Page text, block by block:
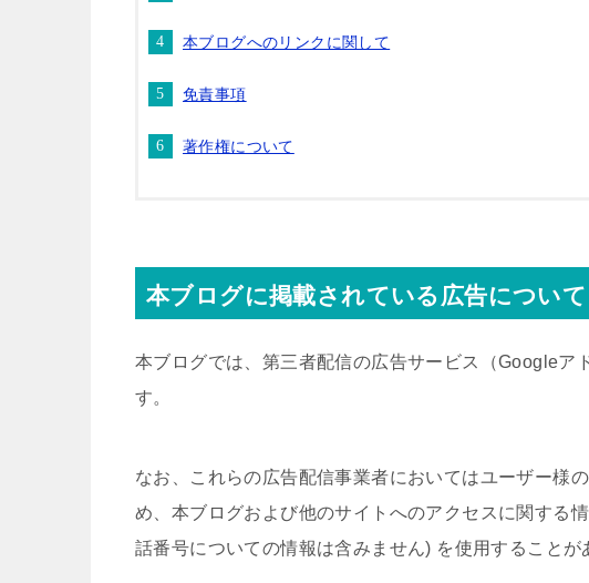
本ブログへのリンクに関して
免責事項
著作権について
本ブログに掲載されている広告について
本ブログでは、第三者配信の広告サービス（Googleア
す。
なお、これらの広告配信事業者においてはユーザー様
め、本ブログおよび他のサイトへのアクセスに関する
話番号についての情報は含みません) を使用することが